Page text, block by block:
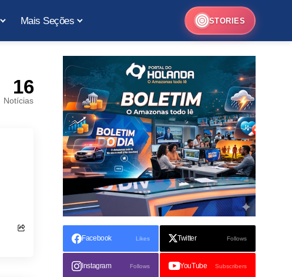
Mais Seções STORIES
16
Notícias
Facebook Likes Twitter Follows
Instagram Follows YouTube Subscribers